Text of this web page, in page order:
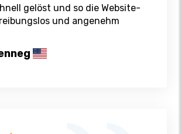
gelöst und so die Website-
und angenehm